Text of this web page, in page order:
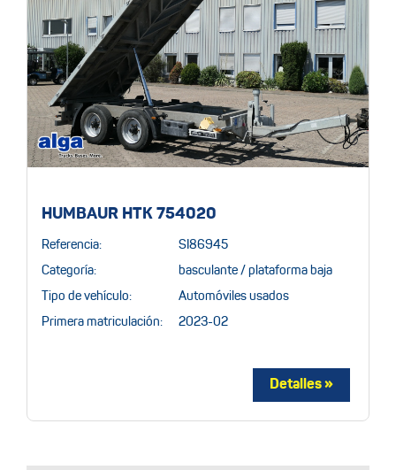
HUMBAUR HTK 754020
Referencia: SI86945
Categoría: basculante / plataforma baja
Tipo de vehículo: Automóviles usados
Primera matriculación: 2023-02